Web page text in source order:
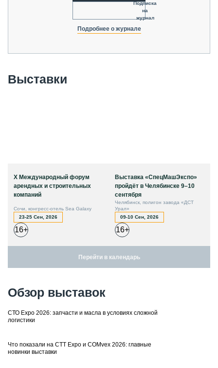
Подписка
на
журнал
Подробнее о журнале
Выставки
X Международный форум
арендных и строительных
компаний
Сочи, конгресс-отель Sea Galaxy
23-25 Сен, 2026
16+
Выставка «СпецМашЭкспо»
пройдёт в Челябинске 9–10
сентября
Челябинск, полигон завода «ДСТ
Урал»
09-10 Сен, 2026
16+
Перейти в календарь
Обзор выставок
СТО Expo 2026: запчасти и масла в условиях сложной
логистики
Что показали на CTT Expo и COMvex 2026: главные
новинки выставки